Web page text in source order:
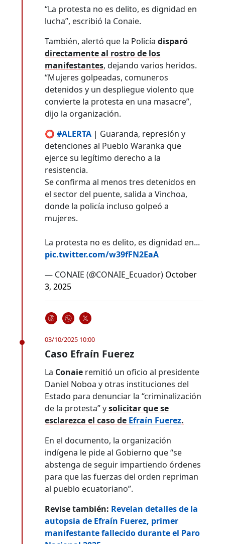
“La protesta no es delito, es dignidad en
lucha”, escribió la Conaie.
También, alertó que la Policía disparó
directamente al rostro de los
manifestantes, dejando varios heridos.
“Mujeres golpeadas, comuneros
detenidos y un despliegue violento que
convierte la protesta en una masacre”,
dijo la organización.
⭕️#ALERTA | Guaranda, represión y
detenciones al Pueblo Waranka que
ejerce su legítimo derecho a la
resistencia.
Se confirma al menos tres detenidos en
el sector del puente, salida a Vinchoa,
donde la policía incluso golpeó a
mujeres.
La protesta no es delito, es dignidad en...
pic.twitter.com/w39fFN2EaA
— CONAIE (@CONAIE_Ecuador) October
3, 2025
03/10/2025 10:00
Caso Efraín Fuerez
La Conaie remitió un oficio al presidente
Daniel Noboa y otras instituciones del
Estado para denunciar la “criminalización
de la protesta” ysolicitar que se
esclarezca el caso de Efraín Fuerez.
En el documento, la organización
indígena le pide al Gobierno que “se
abstenga de seguir impartiendo órdenes
para que las fuerzas del orden repriman
al pueblo ecuatoriano”.
Revise también: Revelan detalles de la
autopsia de Efraín Fuerez, primer
manifestante fallecido durante el Paro